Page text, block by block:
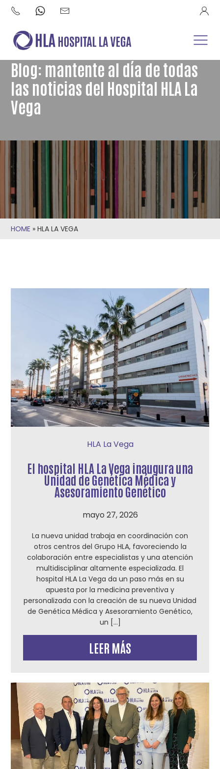
Blog: mantente al día de todas
las noticias del Hospital HLA La
Vega
HOME »HLA LA VEGA
HLA La Vega
El hospital HLA La Vega inaugura una
Unidad de Genética Médica y
Asesoramiento Genético
mayo 27, 2026
La nueva unidad trabaja en coordinación con
otros centros del Grupo HLA, favoreciendo la
colaboración entre especialistas y una atención
multidisciplinar altamente especializada. El
hospital HLA La Vega da un paso más en su
apuesta por la medicina preventiva y
personalizada con la creación de su nueva Unidad
de Genética Médica y Asesoramiento Genético,
un […]
LEER MÁS